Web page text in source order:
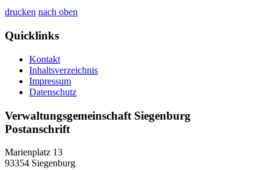
drucken nach oben
Quicklinks
Kontakt
Inhaltsverzeichnis
Impressum
Datenschutz
Verwaltungsgemeinschaft Siegenburg
Postanschrift
Marienplatz 13
93354 Siegenburg